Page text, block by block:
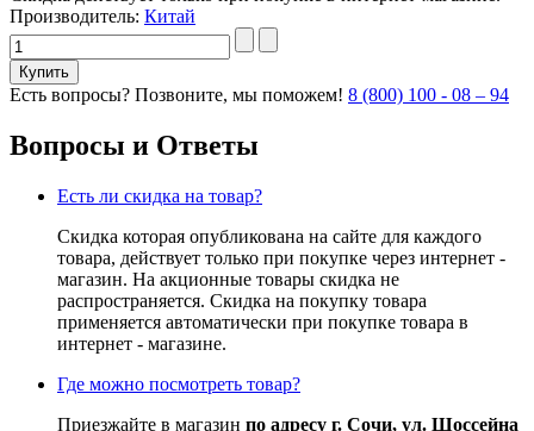
Производитель: Китай
Есть вопросы? Позвоните, мы поможем! 8 (800) 100 - 08 – 94
Вопросы и Ответы
Есть ли скидка на товар?
Скидка которая опубликована на сайте для каждого
товара, действует только при покупке через интернет -
магазин. На акционные товары скидка не
распространяется. Скидка на покупку товара
применяется автоматически при покупке товара в
интернет - магазине.
Где можно посмотреть товар?
Приезжайте в магазин по адресу г. Сочи, ул. Шоссейна